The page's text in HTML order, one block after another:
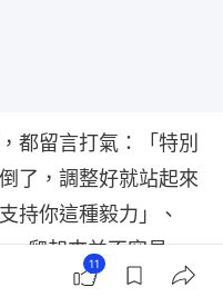
都留言打氣：「特別
了，調整好就站起來
持你這種毅力」、
爬起來並不容易」。
11